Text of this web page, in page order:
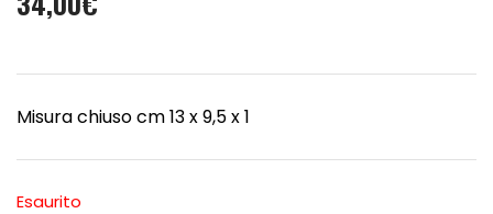
Misura chiuso cm 13 x 9,5 x 1
Esaurito